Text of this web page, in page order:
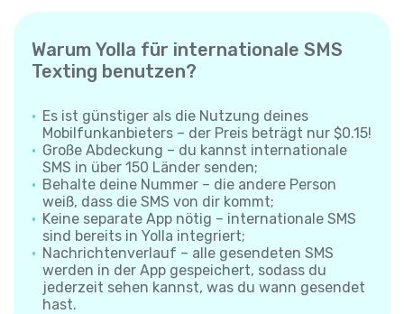
Warum Yolla für internationale SMS
Texting benutzen?
Es ist günstiger als die Nutzung deines
Mobilfunkanbieters – der Preis beträgt nur $0.15!
Große Abdeckung – du kannst internationale
SMS in über 150 Länder senden;
Behalte deine Nummer – die andere Person
weiß, dass die SMS von dir kommt;
Keine separate App nötig – internationale SMS
sind bereits in Yolla integriert;
Nachrichtenverlauf – alle gesendeten SMS
werden in der App gespeichert, sodass du
jederzeit sehen kannst, was du wann gesendet
hast.